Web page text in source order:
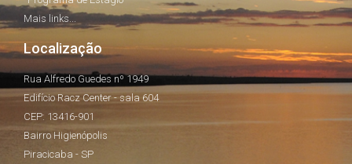
Mais links...
Localização
Rua Alfredo Guedes nº 1949
Edifício Racz Center - sala 604
CEP: 13416-901
Bairro Higienópolis
Piracicaba - SP